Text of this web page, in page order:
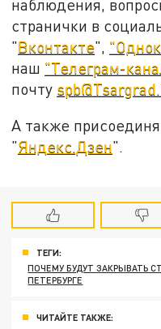
наблюдения,
странички в
"Вконтакте",
наш "Телеграм-
почту
А также
"Яндекс.Дзен".
ТЕГИ:
ПОЧЕМУ БУДУТ ЗАКРЫВАТЬ
ПЕТЕРБУРГЕ
ЧИТАЙТЕ ТАКЖЕ: